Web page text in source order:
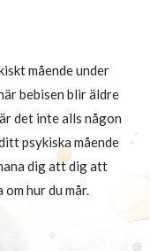
mående under
bebisen blir äldre
det inte alls någon
psykiska mående
dig att dig att
hur du mår.